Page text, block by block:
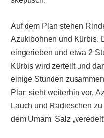
Auf dem Plan stehen
Azukibohnen und Kürbis.
eingerieben und etwa 2
Kürbis wird zerteilt und
einige Stunden
Plan sieht weiterhin vor,
Lauch und Radieschen
dem Umami Salz